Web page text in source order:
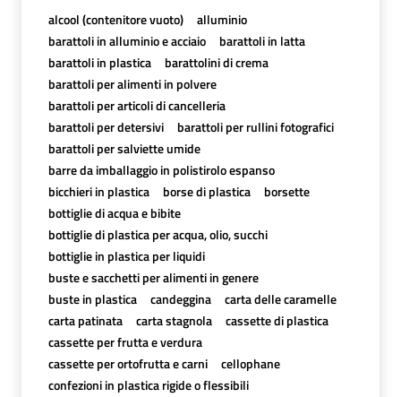
alcool (contenitore vuoto)
alluminio
barattoli in alluminio e acciaio
barattoli in latta
barattoli in plastica
barattolini di crema
barattoli per alimenti in polvere
barattoli per articoli di cancelleria
barattoli per detersivi
barattoli per rullini fotografici
barattoli per salviette umide
barre da imballaggio in polistirolo espanso
bicchieri in plastica
borse di plastica
borsette
bottiglie di acqua e bibite
bottiglie di plastica per acqua, olio, succhi
bottiglie in plastica per liquidi
buste e sacchetti per alimenti in genere
buste in plastica
candeggina
carta delle caramelle
carta patinata
carta stagnola
cassette di plastica
cassette per frutta e verdura
cassette per ortofrutta e carni
cellophane
confezioni in plastica rigide o flessibili